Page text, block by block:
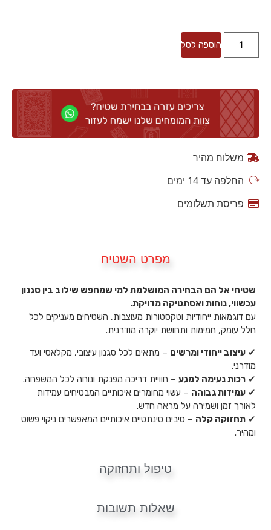
הוספה לסל
משלוח מהיר
החלפה עד 14 ימים
פריסת תשלומים
מפרט השטיח
טיפול ותחזוקה
שאלות תשובות
שטיחי אל הם הבחירה המושלמת למי שמחפש שילוב בין סגנון
עכשווי, נוחות ואסתטיקה מדויקת.
עם דוגמאות ייחודיות וטקסטורות מעוצבות, השטיחים מעניקים לכל
חלל עומק, חמימות ותחושת יוקרה מודרנית.
✔ עיצוב ייחודי ומרשים – מתאים לכל סגנון עיצובי, מקלאסי ועד
מודרני.
✔ רכות נעימה למגע – חוויית דריכה מפנקת ונוחה לכל המשפחה.
✔ עמידות גבוהה – עשוי מחומרים איכותיים המבטיחים עמידות
לאורך זמן ושמירה על מראה חדש.
✔ תחזוקה קלה – סיבים סינתטיים איכותיים המאפשרים ניקוי פשוט
ומהיר.